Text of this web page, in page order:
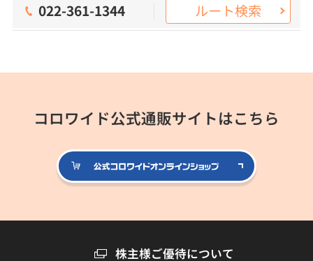
022-361-1344 ルート検索
コロワイド公式通販サイトはこちら
公式コロ
株主様ご優待について